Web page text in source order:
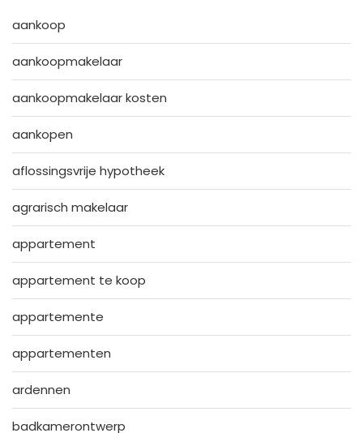
aankoop
aankoopmakelaar
aankoopmakelaar kosten
aankopen
aflossingsvrije hypotheek
agrarisch makelaar
appartement
appartement te koop
appartemente
appartementen
ardennen
badkamerontwerp